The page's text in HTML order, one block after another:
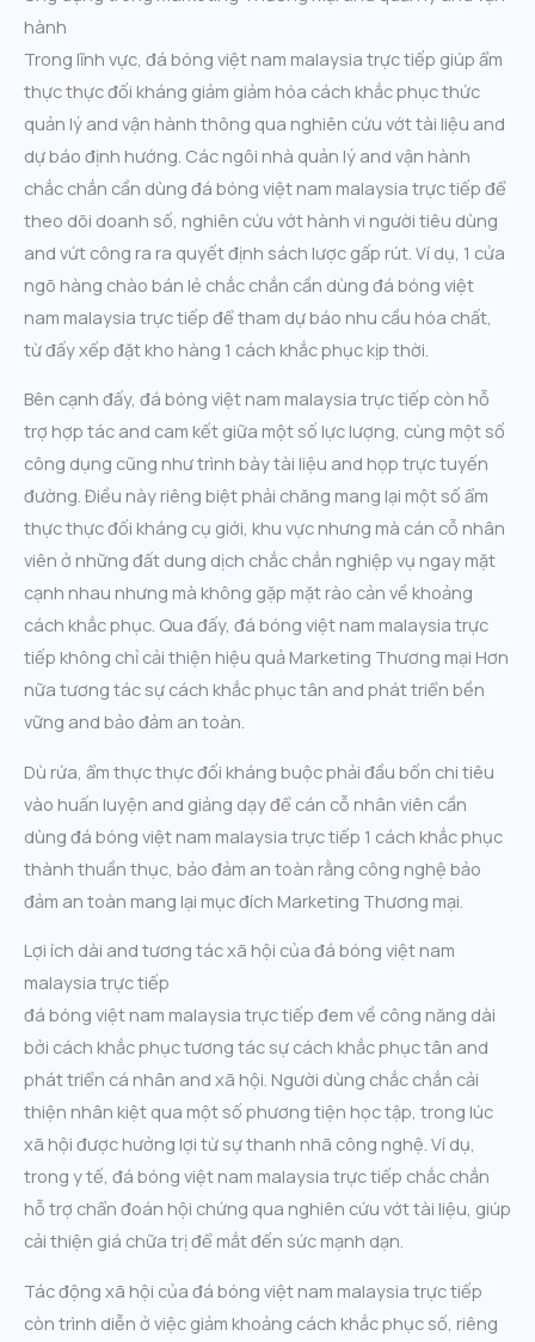
hành
Trong lĩnh vực, đá bóng việt nam malaysia trực tiếp giúp ẩm
thực thực đối kháng giảm giảm hóa cách khắc phục thức
quản lý and vận hành thông qua nghiên cứu vớt tài liệu and
dự báo định hướng. Các ngôi nhà quản lý and vận hành
chắc chắn cần dùng đá bóng việt nam malaysia trực tiếp để
theo dõi doanh số, nghiên cứu vớt hành vi người tiêu dùng
and vứt công ra ra quyết định sách lược gấp rút. Ví dụ, 1 cửa
ngõ hàng chào bán lẻ chắc chắn cần dùng đá bóng việt
nam malaysia trực tiếp để tham dự báo nhu cầu hóa chất,
từ đấy xếp đặt kho hàng 1 cách khắc phục kịp thời.
Bên cạnh đấy, đá bóng việt nam malaysia trực tiếp còn hỗ
trợ hợp tác and cam kết giữa một số lực lượng, cùng một số
công dụng cũng như trình bày tài liệu and họp trực tuyến
đường. Điều này riêng biệt phải chăng mang lại một số ẩm
thực thực đối kháng cụ giới, khu vực nhưng mà cán cỗ nhân
viên ở những đất dung dịch chắc chắn nghiệp vụ ngay mặt
cạnh nhau nhưng mà không gặp mặt rào cản về khoảng
cách khắc phục. Qua đấy, đá bóng việt nam malaysia trực
tiếp không chỉ cải thiện hiệu quả Marketing Thương mại Hơn
nữa tương tác sự cách khắc phục tân and phát triển bền
vững and bảo đảm an toàn.
Dù rứa, ẩm thực thực đối kháng buộc phải đầu bốn chi tiêu
vào huấn luyện and giảng dạy để cán cỗ nhân viên cần
dùng đá bóng việt nam malaysia trực tiếp 1 cách khắc phục
thành thuần thục, bảo đảm an toàn rằng công nghệ bảo
đảm an toàn mang lại mục đích Marketing Thương mại.
Lợi ích dài and tương tác xã hội của đá bóng việt nam
malaysia trực tiếp
đá bóng việt nam malaysia trực tiếp đem về công năng dài
bởi cách khắc phục tương tác sự cách khắc phục tân and
phát triển cá nhân and xã hội. Người dùng chắc chắn cải
thiện nhân kiệt qua một số phương tiện học tập, trong lúc
xã hội được hưởng lợi từ sự thanh nhã công nghệ. Ví dụ,
trong y tế, đá bóng việt nam malaysia trực tiếp chắc chắn
hỗ trợ chẩn đoán hội chứng qua nghiên cứu vớt tài liệu, giúp
cải thiện giá chữa trị để mắt đến sức mạnh dạn.
Tác động xã hội của đá bóng việt nam malaysia trực tiếp
còn trình diễn ở việc giảm khoảng cách khắc phục số, riêng